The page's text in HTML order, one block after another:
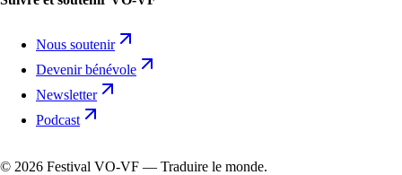
Nous soutenir
Devenir bénévole
Newsletter
Podcast
© 2026 Festival VO-VF — Traduire le monde.